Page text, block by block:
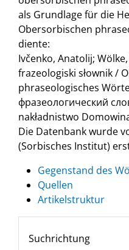
als Grundlage für die
Obersorbischen
diente:
Ivčenko, Anatolij;
frazeologiski słownik /
phraseologisches
фразеологический
nakładnistwo
Die Datenbank wurde
(Sorbisches Institut)
Gegenstand des
Quellen
Artikelstruktur
Suchrichtung